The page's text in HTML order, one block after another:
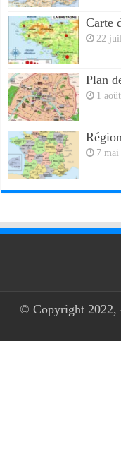
Carte
22
Plan
1
7
© Copyright 2022,